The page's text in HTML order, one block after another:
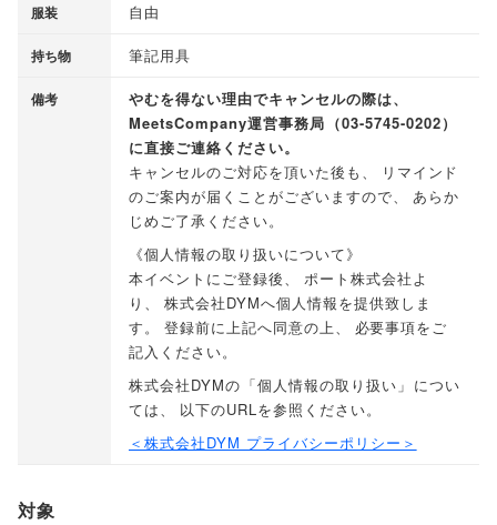
服装 自由
持ち物 筆記用具
備考 やむを得ない理由でキャンセルの際は、
MeetsCompany運営事務局 （03-5745-0202）
に直接ご連絡ください。
キャンセルのご対応を頂いた後も 、
リマインド
のご案内が届くことがございますので、
あらか
じめご了承ください。
《個人情報の取り扱いについて》
本イベントにご登録後、
ポート株式会社よ
り 、
株式会社DYMへ個人情報を提供致しま
す。 登録前に上記へ同意の上、
必要事項をご
記入ください。
株式会社DYMの 「個人情報の取り扱い 」 につい
ては、 以下のURLを参照ください。
＜株式会社DYM プライバシーポリシー＞
対象